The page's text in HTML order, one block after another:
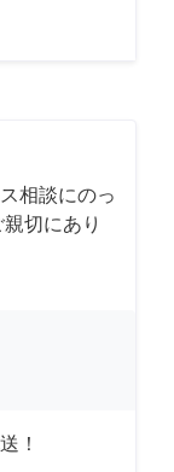
相談にのっ
切にあり
！